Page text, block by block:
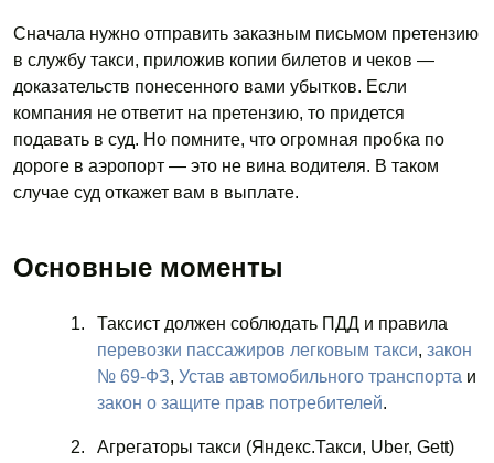
Сначала нужно отправить заказным письмом претензию
в службу такси, приложив копии билетов и чеков —
доказательств понесенного вами убытков. Если
компания не ответит на претензию, то придется
подавать в суд. Но помните, что огромная пробка по
дороге в аэропорт — это не вина водителя. В таком
случае суд откажет вам в выплате.
Основные моменты
Таксист должен соблюдать ПДД и правила
перевозки пассажиров легковым такси, закон
№ 69-ФЗ, Устав автомобильного транспорта и
закон о защите прав потребителей.
Агрегаторы такси (Яндекс.Такси, Uber, Gett)